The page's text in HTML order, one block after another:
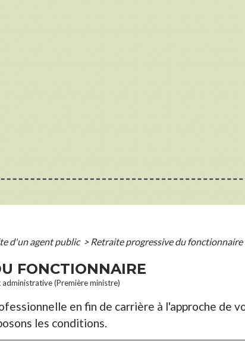
d'un agent public > Retraite progressive du fonctionnaire
FONCTIONNAIRE
(Première ministre)
en fin de carrière à l'approche de
les conditions.